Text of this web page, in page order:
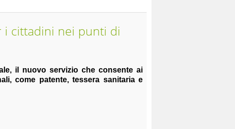
i cittadini nei punti di
il nuovo servizio che consente ai
come patente, tessera sanitaria e